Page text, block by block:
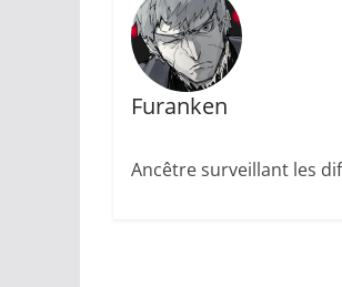
Furanken
Ancêtre surveillant les